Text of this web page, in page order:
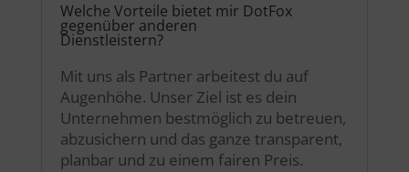
Welche Vorteile bietet mir DotFox
gegenüber anderen
Dienstleistern?
Mit uns als Partner arbeitest du auf
Augenhöhe. Unser Ziel ist es dein
Unternehmen bestmöglich zu betreuen,
abzusichern und das ganze transparent,
planbar und zu einem fairen Preis.